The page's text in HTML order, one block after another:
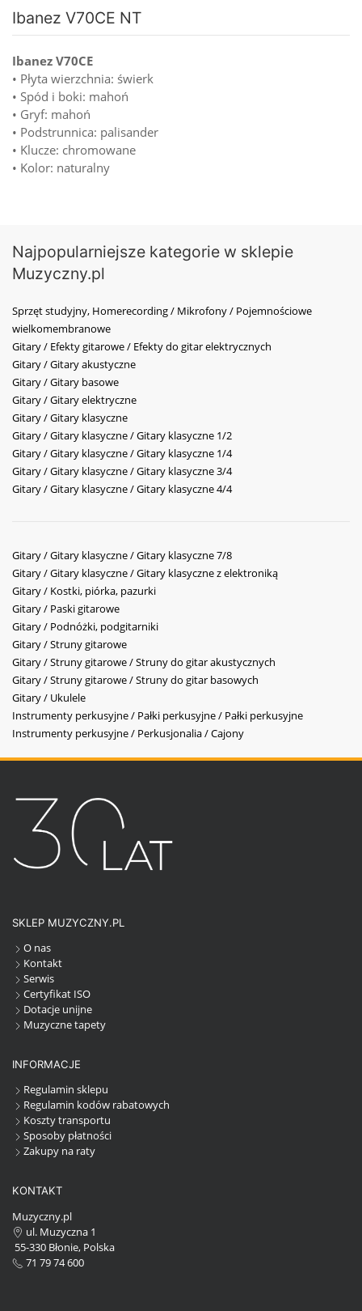
Ibanez V70CE NT
Ibanez V70CE
• Płyta wierzchnia: świerk
• Spód i boki: mahoń
• Gryf: mahoń
• Podstrunnica: palisander
• Klucze: chromowane
• Kolor: naturalny
Najpopularniejsze kategorie w sklepie
Muzyczny.pl
Sprzęt studyjny, Homerecording / Mikrofony / Pojemnościowe
wielkomembranowe
Gitary / Efekty gitarowe / Efekty do gitar elektrycznych
Gitary / Gitary akustyczne
Gitary / Gitary basowe
Gitary / Gitary elektryczne
Gitary / Gitary klasyczne
Gitary / Gitary klasyczne / Gitary klasyczne 1/2
Gitary / Gitary klasyczne / Gitary klasyczne 1/4
Gitary / Gitary klasyczne / Gitary klasyczne 3/4
Gitary / Gitary klasyczne / Gitary klasyczne 4/4
Gitary / Gitary klasyczne / Gitary klasyczne 7/8
Gitary / Gitary klasyczne / Gitary klasyczne z elektroniką
Gitary / Kostki, piórka, pazurki
Gitary / Paski gitarowe
Gitary / Podnóżki, podgitarniki
Gitary / Struny gitarowe
Gitary / Struny gitarowe / Struny do gitar akustycznych
Gitary / Struny gitarowe / Struny do gitar basowych
Gitary / Ukulele
Instrumenty perkusyjne / Pałki perkusyjne / Pałki perkusyjne
Instrumenty perkusyjne / Perkusjonalia / Cajony
SKLEP MUZYCZNY.PL
O nas
Kontakt
Serwis
Certyfikat ISO
Dotacje unijne
Muzyczne tapety
INFORMACJE
Regulamin sklepu
Regulamin kodów rabatowych
Koszty transportu
Sposoby płatności
Zakupy na raty
KONTAKT
Muzyczny.pl
ul. Muzyczna 1
55-330 Błonie, Polska
71 79 74 600